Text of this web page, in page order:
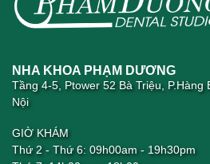
NHA KHOA PHẠM DƯƠNG
Tầng 4-5, Ptower 52 Bà Triệu, P.Hàng
Nội
GIỜ KHÁM
Thứ 2 - Thứ 6: 09h00am - 19h30pm